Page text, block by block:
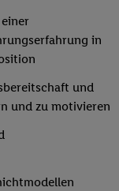
in
und
und zu motivieren